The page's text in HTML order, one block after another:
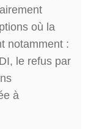
où la
notamment :
le refus par
à